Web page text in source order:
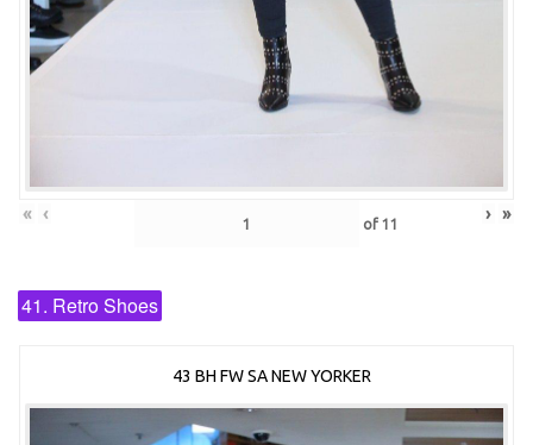
« ‹ of 11 › »
41. Retro Shoes
43 BH FW SA NEW YORKER